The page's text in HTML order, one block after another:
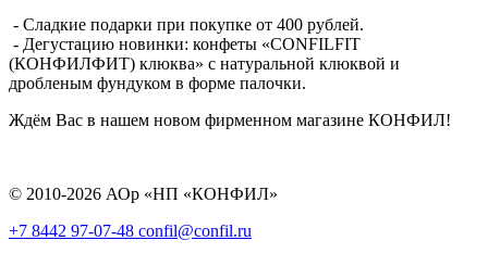
- Сладкие подарки при покупке от 400 рублей.
- Дегустацию новинки: конфеты «CONFILFIT
(КОНФИЛФИТ) клюква» с натуральной клюквой и
дробленым фундуком в форме палочки.
Ждём Вас в нашем новом фирменном магазине КОНФИЛ!
© 2010-2026 АОр «НП «КОНФИЛ»
+7 8442 97-07-48 confil@confil.ru